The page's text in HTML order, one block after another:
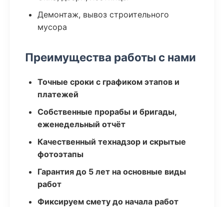
Демонтаж, вывоз строительного
мусора
Преимущества работы с нами
Точные сроки с графиком этапов и
платежей
Собственные прорабы и бригады,
еженедельный отчёт
Качественный технадзор и скрытые
фотоэтапы
Гарантия до 5 лет на основные виды
работ
Фиксируем смету до начала работ